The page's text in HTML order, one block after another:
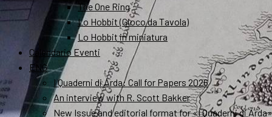
The One Ring
Lo Hobbit (Gioco da Tavola)
Lo Hobbit in miniatura
Calendario Eventi
ENG
I Quaderni di Arda: Call for Papers 2026
An interview with R. Scott Bakker
New Issue and editorial format for «I Quaderni di Arda»